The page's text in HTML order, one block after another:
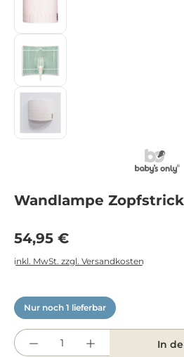
Wandlampe
Regulärer Preis:
54,95 €
inkl. MwSt. zzgl. Versandkosten
Nur noch 1 lieferbar
Produkt Anzahl: Gib In